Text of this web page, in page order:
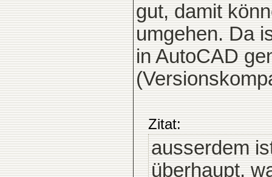
gut, damit
umgehen. Da
in AutoCAD
Zitat:
ausserdem
überhaupt,